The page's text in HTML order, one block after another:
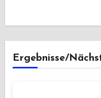
Ergebnisse/